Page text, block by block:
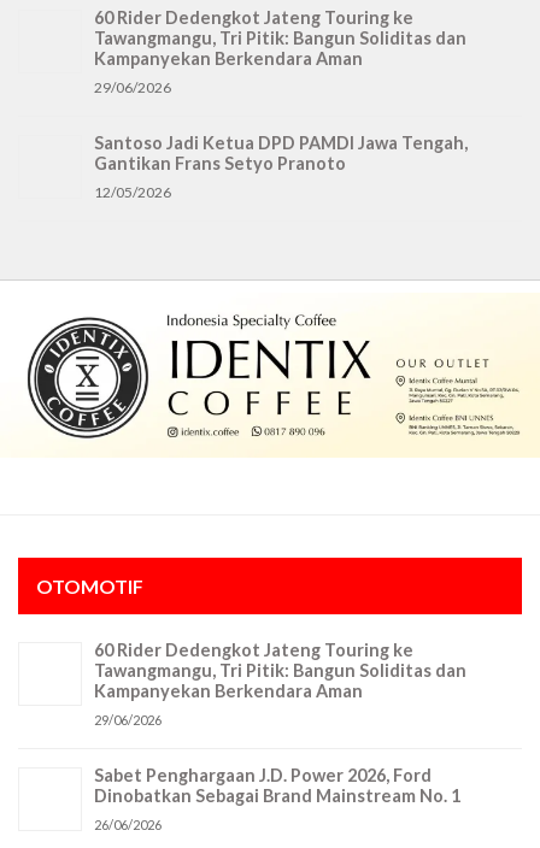
60 Rider Dedengkot Jateng Touring ke
Tawangmangu, Tri Pitik: Bangun Soliditas dan
Kampanyekan Berkendara Aman
29/06/2026
Santoso Jadi Ketua DPD PAMDI Jawa Tengah,
Gantikan Frans Setyo Pranoto
12/05/2026
OTOMOTIF
60 Rider Dedengkot Jateng Touring ke
Tawangmangu, Tri Pitik: Bangun Soliditas dan
Kampanyekan Berkendara Aman
29/06/2026
Sabet Penghargaan J.D. Power 2026, Ford
Dinobatkan Sebagai Brand Mainstream No. 1
26/06/2026